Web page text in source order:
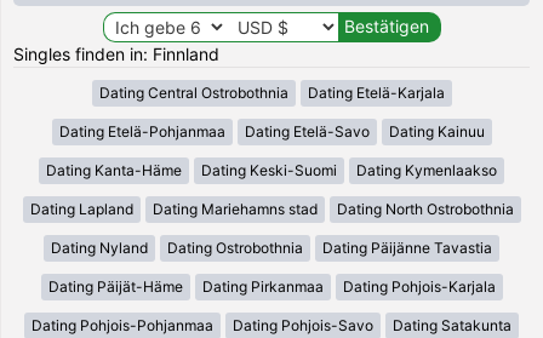
Singles finden in: Finnland
Dating Central Ostrobothnia Dating Etelä-Karjala
Dating Etelä-Pohjanmaa Dating Etelä-Savo Dating Kainuu
Dating Kanta-Häme Dating Keski-Suomi Dating Kymenlaakso
Dating Lapland Dating Mariehamns stad Dating North Ostrobothnia
Dating Nyland Dating Ostrobothnia Dating Päijänne Tavastia
Dating Päijät-Häme Dating Pirkanmaa Dating Pohjois-Karjala
Dating Pohjois-Pohjanmaa Dating Pohjois-Savo Dating Satakunta